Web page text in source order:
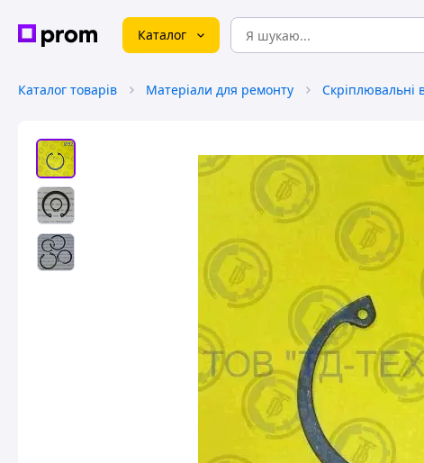
Каталог
Каталог товарів Матеріали для ремонту Скріплювальні